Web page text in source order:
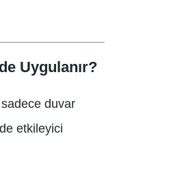
Uygulanır?
sadece duvar
etkileyici